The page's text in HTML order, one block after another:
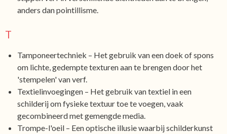
anders dan pointillisme.
T
Tamponeertechniek – Het gebruik van een doek of spons
om lichte, gedempte texturen aan te brengen door het
'stempelen' van verf.
Textielinvoegingen – Het gebruik van textiel in een
schilderij om fysieke textuur toe te voegen, vaak
gecombineerd met gemengde media.
Trompe-l'oeil – Een optische illusie waarbij schilderkunst